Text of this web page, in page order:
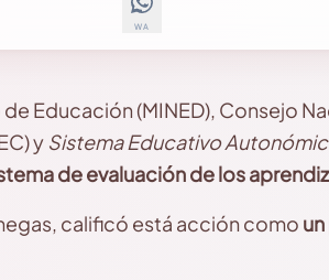
WA
Educación (MINED), Consejo
y Sistema Educativo
de evaluación de los
calificó está acción como